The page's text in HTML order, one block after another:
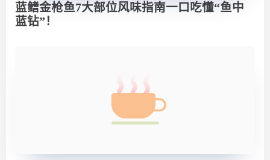
蓝鳍金枪鱼7大部位风味指南一口吃懂“鱼中
蓝钻”！